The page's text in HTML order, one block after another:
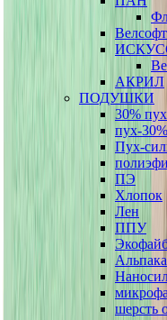
Велсофт
АКРИЛ
ПОДУШКИ
30%
пух-
Пух-
ПЭ
Хлопок
Лен
ППУ
Альпака
шерсть